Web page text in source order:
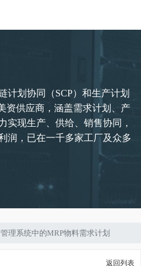
计划协同（SCP）和生产计划
资供应商，涵盖需求计划、产
实现生产、供给、销售协同，
润，已在一千多家工厂及众多
理系统中的MRP物料需求计划
返回列表